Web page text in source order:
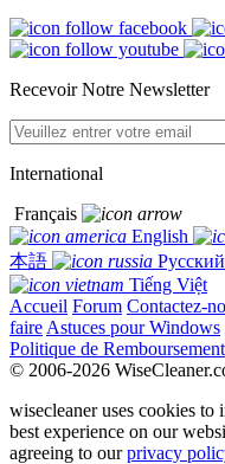
Recevoir Notre Newsletter
International
Français
English
本語
Русский
Tiếng Việt
Accueil Forum Contactez-
faire Astuces pour Windows
Politique de Remboursement
© 2006-2026
wisecleaner uses cookies to
best experience on our
agreeing to ourprivacy